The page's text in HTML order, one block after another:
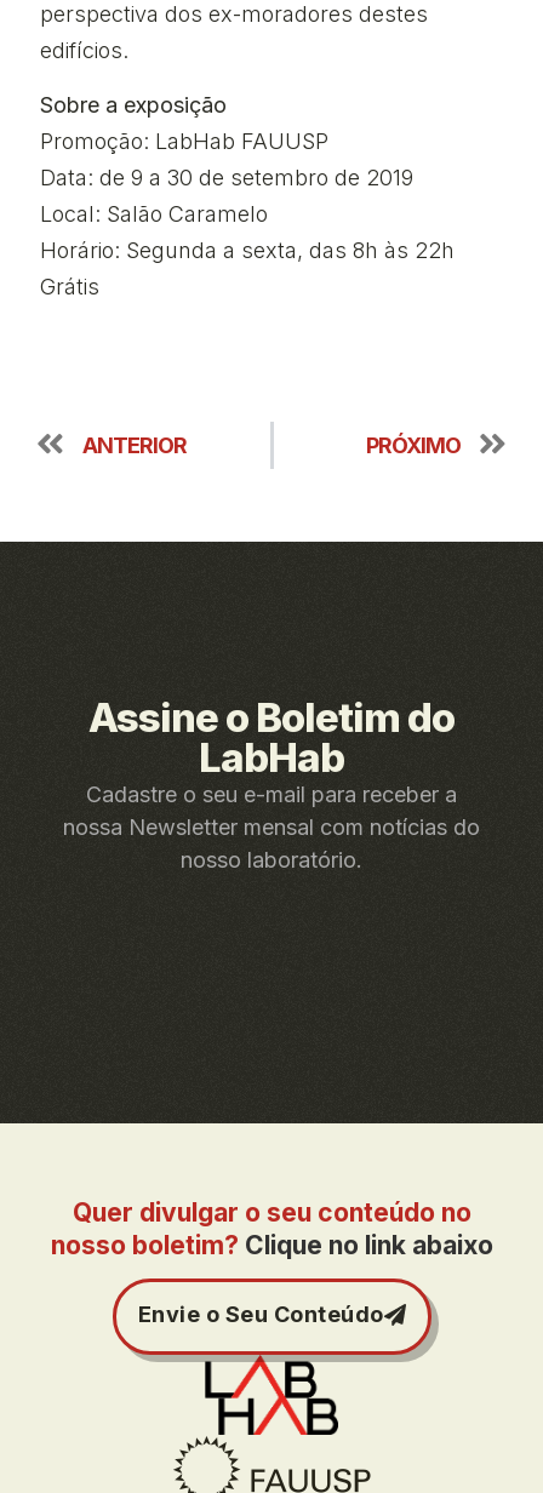
perspectiva dos ex-moradores destes
edifícios.
Sobre a exposição
Promoção: LabHab FAUUSP
Data: de 9 a 30 de setembro de 2019
Local: Salão Caramelo
Horário: Segunda a sexta, das 8h às 22h
Grátis
ANTERIOR PRÓXIMO
Assine o Boletim do
LabHab
Cadastre o seu e-mail para receber a
nossa Newsletter mensal com notícias do
nosso laboratório.
Quer divulgar o seu conteúdo no
nosso boletim? Clique no link abaixo
Envie o Seu Conteúdo